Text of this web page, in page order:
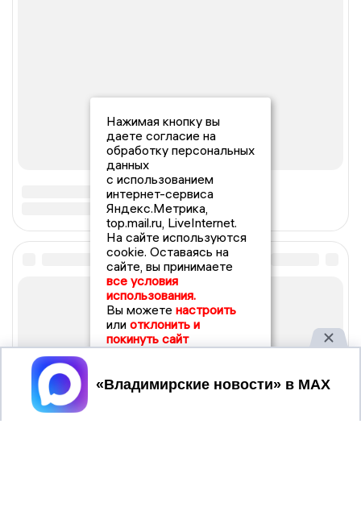
Нажимая кнопку вы
даете согласие на
обработку персональных
данных
с использованием
интернет-сервиса
Яндекс.Метрика,
top.mail.ru, LiveInternet.
На сайте используются
cookie. Оставаясь на
сайте, вы принимаете
все условия
использования.
Вы можете настроить
или отклонить и
покинуть сайт
Принять